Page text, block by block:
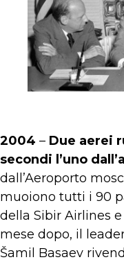
2004 – Due aerei
secondi l’uno
dall’Aeroporto
muoiono tutti i 90
della Sibir Airlines
mese dopo, il
Šamil Basaev